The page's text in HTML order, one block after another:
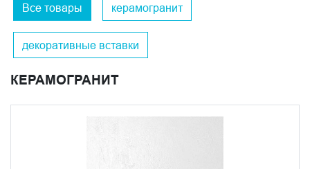
Все товары керамогранит
декоративные вставки
КЕРАМОГРАНИТ